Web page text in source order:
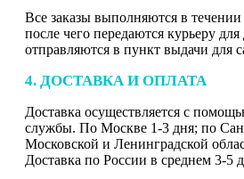
Все заказы выполняются в течении
после чего передаются курьеру
отправляются в пункт выдачи для
4. ДОСТАВКА И ОПЛАТА
Доставка осуществляется с
службы. По Москве 1-3 дня; по
Московской и Ленинградской
Доставка по России в среднем 3-5